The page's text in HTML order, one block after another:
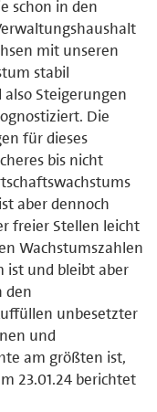
schon in den
mit unseren
stabil
also Steigerungen
Die
für dieses
bis nicht
aber dennoch
freier Stellen leicht
Wachstumszahlen
ist und bleibt aber
den
unbesetzter
und
am größten ist,
23.01.24 berichtet